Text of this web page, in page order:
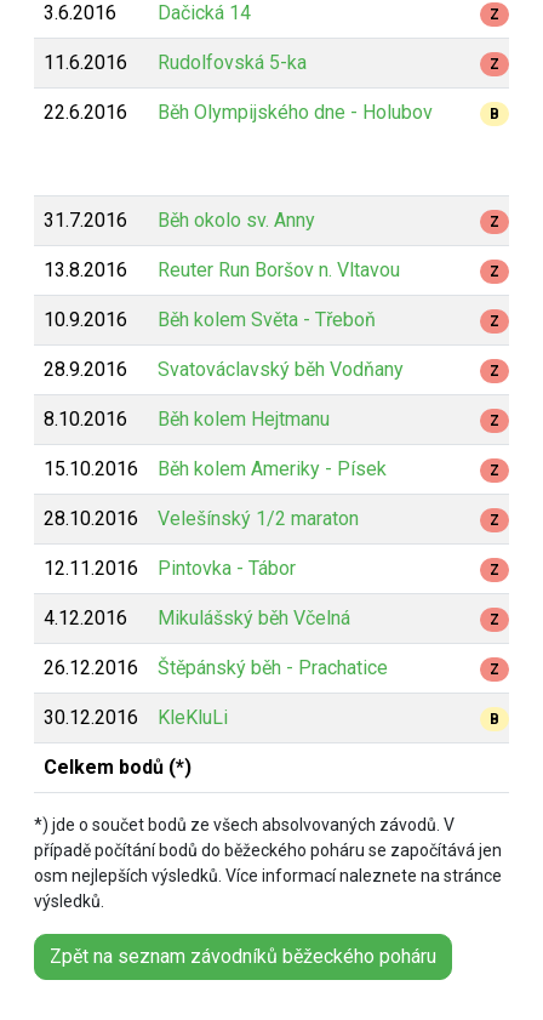
3.6.2016 Dačická 14 Z
11.6.2016 Rudolfovská 5-ka Z
22.6.2016 Běh Olympijského dne - Holubov B
31.7.2016 Běh okolo sv. Anny Z
13.8.2016 Reuter Run Boršov n. Vltavou Z
10.9.2016 Běh kolem Světa - Třeboň Z
28.9.2016 Svatováclavský běh Vodňany Z
8.10.2016 Běh kolem Hejtmanu Z
15.10.2016 Běh kolem Ameriky - Písek Z
28.10.2016 Velešínský 1/2 maraton Z
12.11.2016 Pintovka - Tábor Z
4.12.2016 Mikulášský běh Včelná Z
26.12.2016 Štěpánský běh - Prachatice Z
30.12.2016 KleKluLi B
Celkem bodů (*)
*) jde o součet bodů ze všech absolvovaných závodů. V
případě počítání bodů do běžeckého poháru se započítává jen
osm nejlepších výsledků. Více informací naleznete na stránce
výsledků.
Zpět na seznam závodníků běžeckého poháru